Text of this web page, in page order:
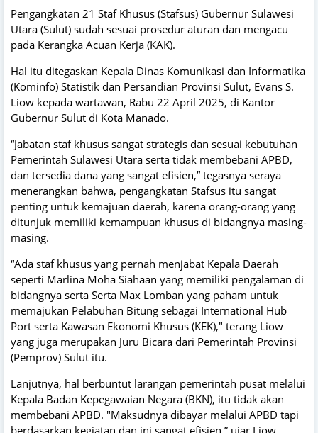
Pengangkatan 21 Staf Khusus (Stafsus) Gubernur Sulawesi
Utara (Sulut) sudah sesuai prosedur aturan dan mengacu
pada Kerangka Acuan Kerja (KAK).
Hal itu ditegaskan Kepala Dinas Komunikasi dan Informatika
(Kominfo) Statistik dan Persandian Provinsi Sulut, Evans S.
Liow kepada wartawan, Rabu 22 April 2025, di Kantor
Gubernur Sulut di Kota Manado.
“Jabatan staf khusus sangat strategis dan sesuai kebutuhan
Pemerintah Sulawesi Utara serta tidak membebani APBD,
dan tersedia dana yang sangat efisien,” tegasnya seraya
menerangkan bahwa, pengangkatan Stafsus itu sangat
penting untuk kemajuan daerah, karena orang-orang yang
ditunjuk memiliki kemampuan khusus di bidangnya masing-
masing.
“Ada staf khusus yang pernah menjabat Kepala Daerah
seperti Marlina Moha Siahaan yang memiliki pengalaman di
bidangnya serta Serta Max Lomban yang paham untuk
memajukan Pelabuhan Bitung sebagai International Hub
Port serta Kawasan Ekonomi Khusus (KEK)," terang Liow
yang juga merupakan Juru Bicara dari Pemerintah Provinsi
(Pemprov) Sulut itu.
Lanjutnya, hal berbuntut larangan pemerintah pusat melalui
Kepala Badan Kepegawaian Negara (BKN), itu tidak akan
membebani APBD. "Maksudnya dibayar melalui APBD tapi